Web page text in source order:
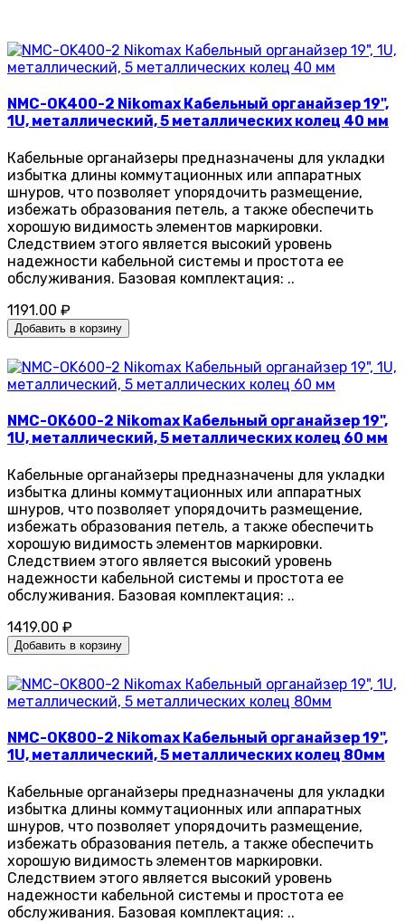
NMC-OK400-2 Nikomax Кабельный органайзер 19",
1U, металлический, 5 металлических колец 40 мм
Кабельные органайзеры предназначены для укладки
избытка длины коммутационных или аппаратных
шнуров, что позволяет упорядочить размещение,
избежать образования петель, а также обеспечить
хорошую видимость элементов маркировки.
Следствием этого является высокий уровень
надежности кабельной системы и простота ее
обслуживания. Базовая комплектация: ..
1191.00 ₽
Добавить в корзину
NMC-OK600-2 Nikomax Кабельный органайзер 19",
1U, металлический, 5 металлических колец 60 мм
Кабельные органайзеры предназначены для укладки
избытка длины коммутационных или аппаратных
шнуров, что позволяет упорядочить размещение,
избежать образования петель, а также обеспечить
хорошую видимость элементов маркировки.
Следствием этого является высокий уровень
надежности кабельной системы и простота ее
обслуживания. Базовая комплектация: ..
1419.00 ₽
Добавить в корзину
NMC-OK800-2 Nikomax Кабельный органайзер 19",
1U, металлический, 5 металлических колец 80мм
Кабельные органайзеры предназначены для укладки
избытка длины коммутационных или аппаратных
шнуров, что позволяет упорядочить размещение,
избежать образования петель, а также обеспечить
хорошую видимость элементов маркировки.
Следствием этого является высокий уровень
надежности кабельной системы и простота ее
обслуживания. Базовая комплектация: ..